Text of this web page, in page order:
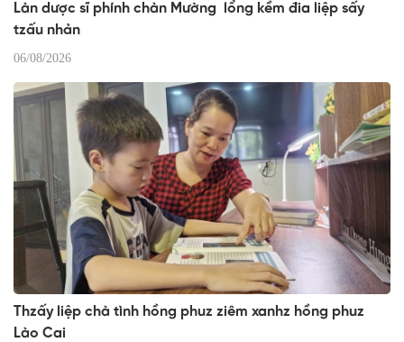
Làn dược sĩ phính chàn Mường lổng kềm đia liệp sấy
tzấu nhản
06/08/2026
Thzấy liệp chà tình hồng phuz ziêm xanhz hồng phuz
Lào Cai